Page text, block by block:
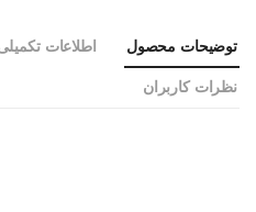
توضیحات محصول اطلاعات
نظرات کاربران